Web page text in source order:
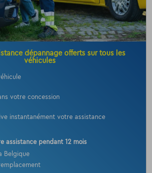
dépannage offerts sur tous les
véhicules
votre concession
instantanément votre assistance
assistance pendant 12 mois
Belgique